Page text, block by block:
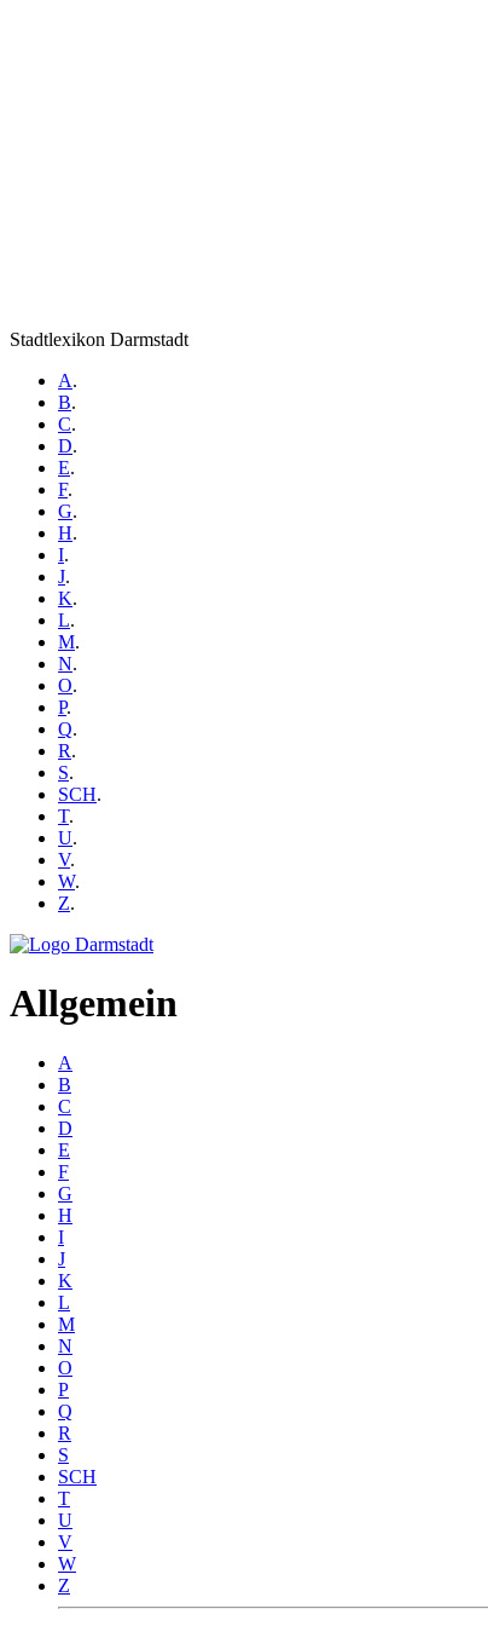
Stadtlexikon Darmstadt
A.
B.
C.
D.
E.
F.
G.
H.
I.
J.
K.
L.
M.
N.
O.
P.
Q.
R.
S.
SCH.
T.
U.
V.
W.
Z.
Allgemein
A
B
C
D
E
F
G
H
I
J
K
L
M
N
O
P
Q
R
S
SCH
T
U
V
W
Z